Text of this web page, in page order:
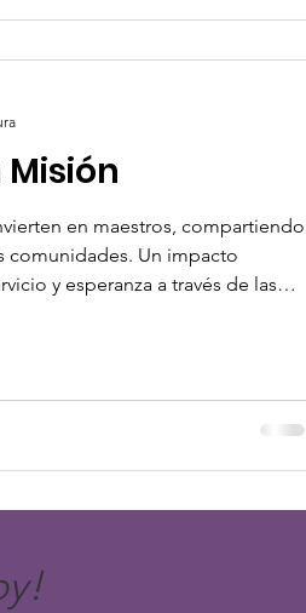
en maestros, compartiendo
comunidades. Un impacto
y esperanza a través de las